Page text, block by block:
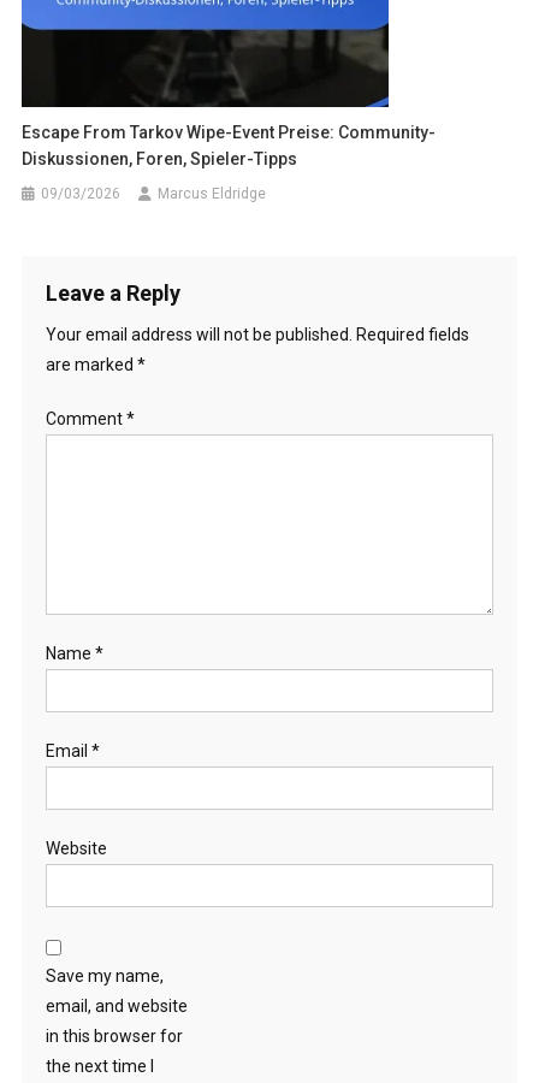
Escape From Tarkov Wipe-Event Preise: Community-
Diskussionen, Foren, Spieler-Tipps
09/03/2026 Marcus Eldridge
Leave a Reply
Your email address will not be published.
Required fields
are marked *
Comment*
Name *
Email *
Website
Save my name,
email, and website
in this browser for
the next time I